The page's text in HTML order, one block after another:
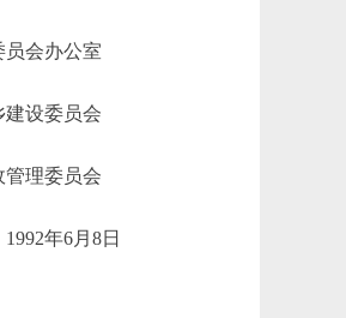
员会办公室
建设委员会
管理委员会
年6月8日